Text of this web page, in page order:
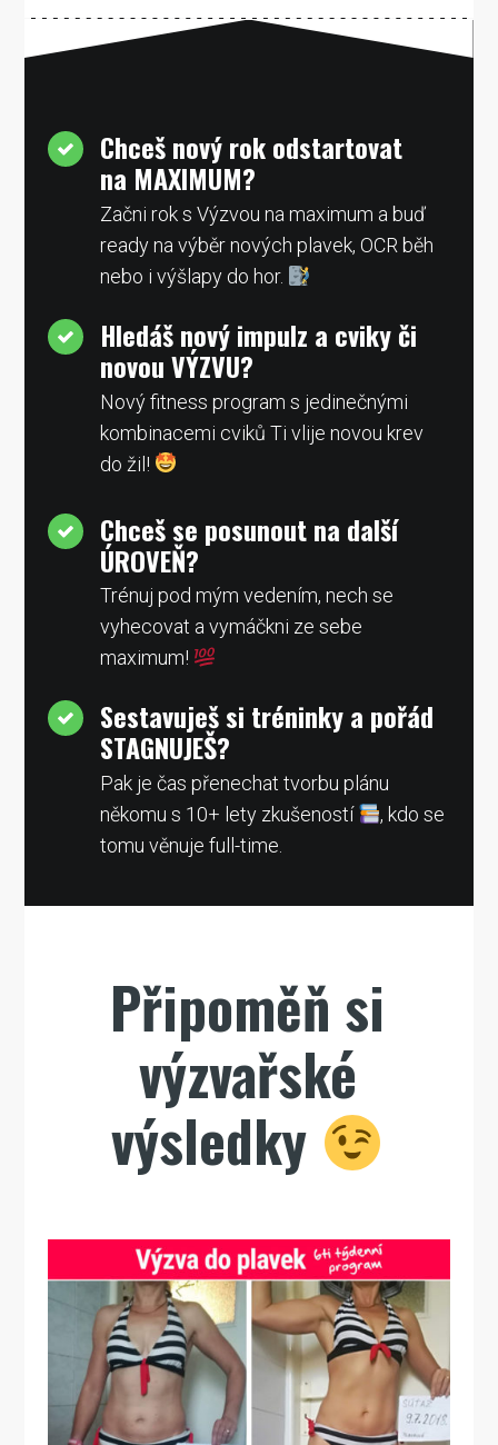
Chceš nový rok odstartovat
na MAXIMUM?
Začni rok s Výzvou na maximum a buď
ready na výběr nových plavek, OCR běh
nebo i výšlapy do hor.
Hledáš nový impulz a cviky či
novou VÝZVU?
Nový fitness program s jedinečnými
kombinacemi cviků Ti vlije novou krev
do žil!
Chceš se posunout na další
ÚROVEŇ?
Trénuj pod mým vedením, nech se
vyhecovat a vymáčkni ze sebe
maximum!
Sestavuješ si tréninky a pořád
STAGNUJEŠ?
Pak je čas přenechat tvorbu plánu
někomu s 10+ lety zkušeností
, kdo se
tomu věnuje full-time.
Připoměň si
výzvařské
výsledky